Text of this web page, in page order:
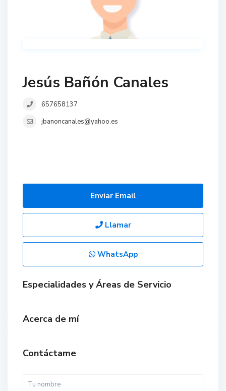
Jesús Bañón Canales
657658137
jbanoncanales@yahoo.es
Enviar Email
Llamar
WhatsApp
Especialidades y Áreas de Servicio
Acerca de mí
Contáctame